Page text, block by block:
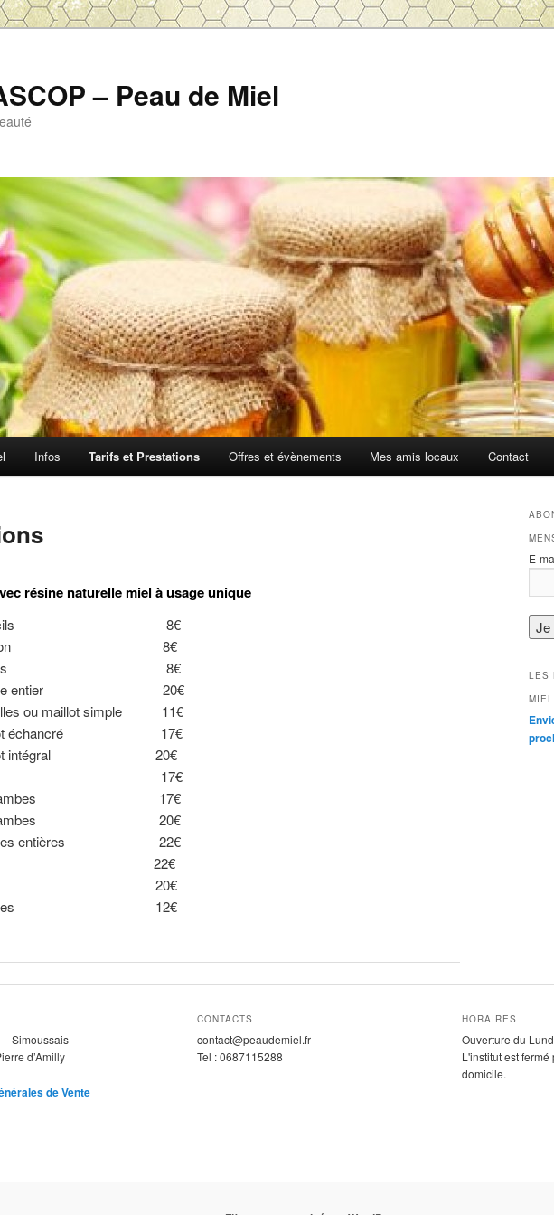
– Peau de Miel
Infos Tarifs et Prestations Offres et évènements Mes amis locaux Contact
résine naturelle miel à usage unique
8€
8€
8€
entier
20€
ou maillot simple 11€
échancré 17€
intégral
20€
17€
Jambes
17€
Jambes 20€
entières 22€
22€
20€
12€
E-
LES
MIEL
Simoussais
d’Amilly
de Vente
CONTACTS
contact@peaudemiel.fr
Tel : 0687115288
HORAIRES
Ouverture du
L'institut est
domicile.